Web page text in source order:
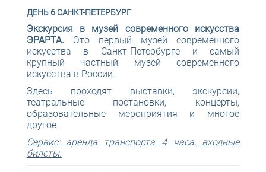
ДЕНЬ 6 САНКТ-ПЕТЕРБУРГ
Экскурсия в музей современного искусства
ЭРАРТА. Это первый музей современного
искусства в Санкт-Петербурге и самый
крупный частный музей современного
искусства в России.
Здесь проходят выставки, экскурсии,
театральные постановки, концерты,
образовательные мероприятия и многое
другое.
Сервис: аренда транспорта 4 часа, входные
билеты.